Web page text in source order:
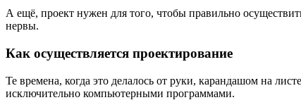
А ещё, проект нужен для того, чтобы правильно
нервы.
Как осуществляется проектирование
Те времена, когда это делалось от руки, карандашом на
исключительно компьютерными программами.